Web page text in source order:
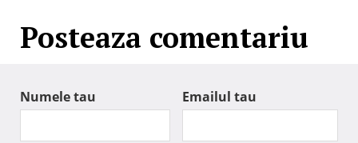
Posteaza comentariu
Numele tau Emailul tau